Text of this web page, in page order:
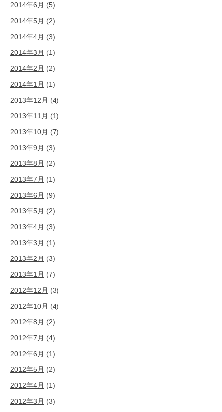
2014年6月 (5)
2014年5月 (2)
2014年4月 (3)
2014年3月 (1)
2014年2月 (2)
2014年1月 (1)
2013年12月 (4)
2013年11月 (1)
2013年10月 (7)
2013年9月 (3)
2013年8月 (2)
2013年7月 (1)
2013年6月 (9)
2013年5月 (2)
2013年4月 (3)
2013年3月 (1)
2013年2月 (3)
2013年1月 (7)
2012年12月 (3)
2012年10月 (4)
2012年8月 (2)
2012年7月 (4)
2012年6月 (1)
2012年5月 (2)
2012年4月 (1)
2012年3月 (3)